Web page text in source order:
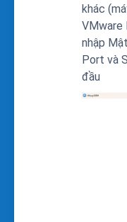
khác
VMware
nhập
Port và
đầu